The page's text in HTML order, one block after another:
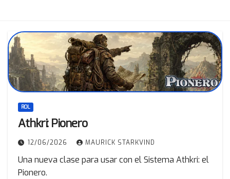
ROL
Athkri: Pionero
12/06/2026 MAURICK STARKVIND
Una nueva clase para usar con el Sistema Athkri: el
Pionero.